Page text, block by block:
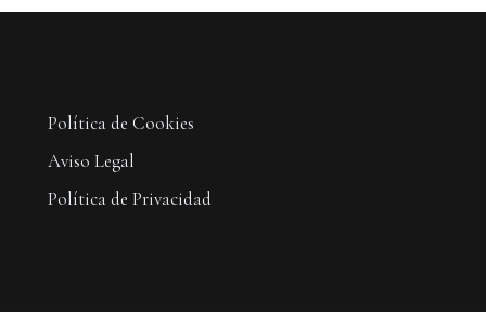
Política de Cookies
Aviso Legal
Política de Privacidad